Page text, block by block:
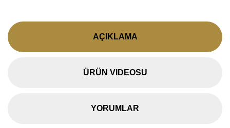
AÇIKLAMA
ÜRÜN VIDEOSU
YORUMLAR